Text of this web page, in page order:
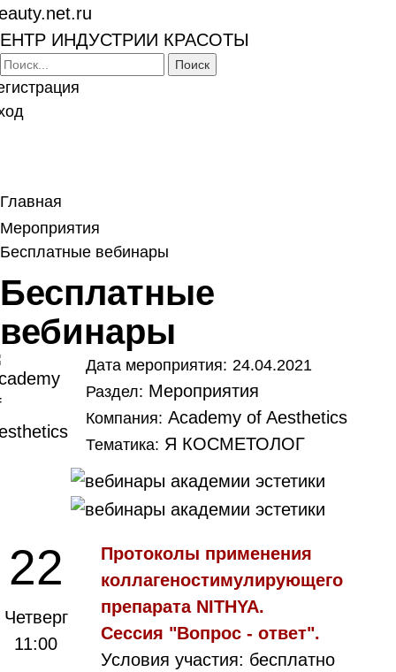
ИНДУСТРИИ КРАСОТЫ
Главная
Мероприятия
Бесплатные вебинары
Бесплатные
вебинары
Дата мероприятия: 24.04.2021
Раздел: Мероприятия
Компания: Academy of Aesthetics
Тематика: Я КОСМЕТОЛОГ
22
Четверг
11:00
Протоколы применения
коллагеностимулирующего
препарата NITHYA.
Сессия "Вопрос - ответ".
Условия участия: бесплатно